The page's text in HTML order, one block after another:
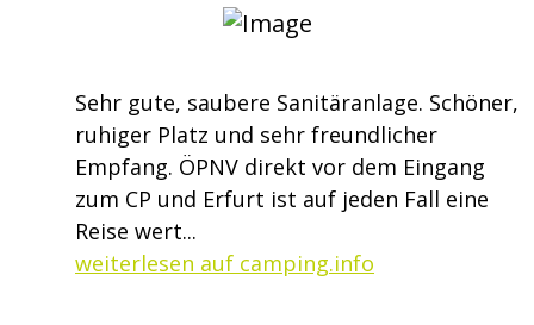
Sehr gute, saubere Sanitäranlage. Schöner,
ruhiger Platz und sehr freundlicher
Empfang. ÖPNV direkt vor dem Eingang
zum CP und Erfurt ist auf jeden Fall eine
Reise wert...
weiterlesen auf camping.info